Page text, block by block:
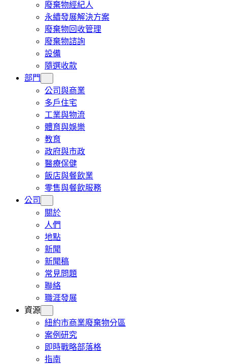
廢棄物經紀人
永續發展解決方案
廢棄物回收管理
廢棄物諮詢
設備
隨選收款
部門
公司與商業
多戶住宅
工業與物流
體育與娛樂
教育
政府與市政
醫療保健
飯店與餐飲業
零售與餐飲服務
公司
關於
人們
地點
新聞
新聞稿
常見問題
聯絡
職涯發展
資源
紐約市商業廢棄物分區
案例研究
即時戰略部落格
指南